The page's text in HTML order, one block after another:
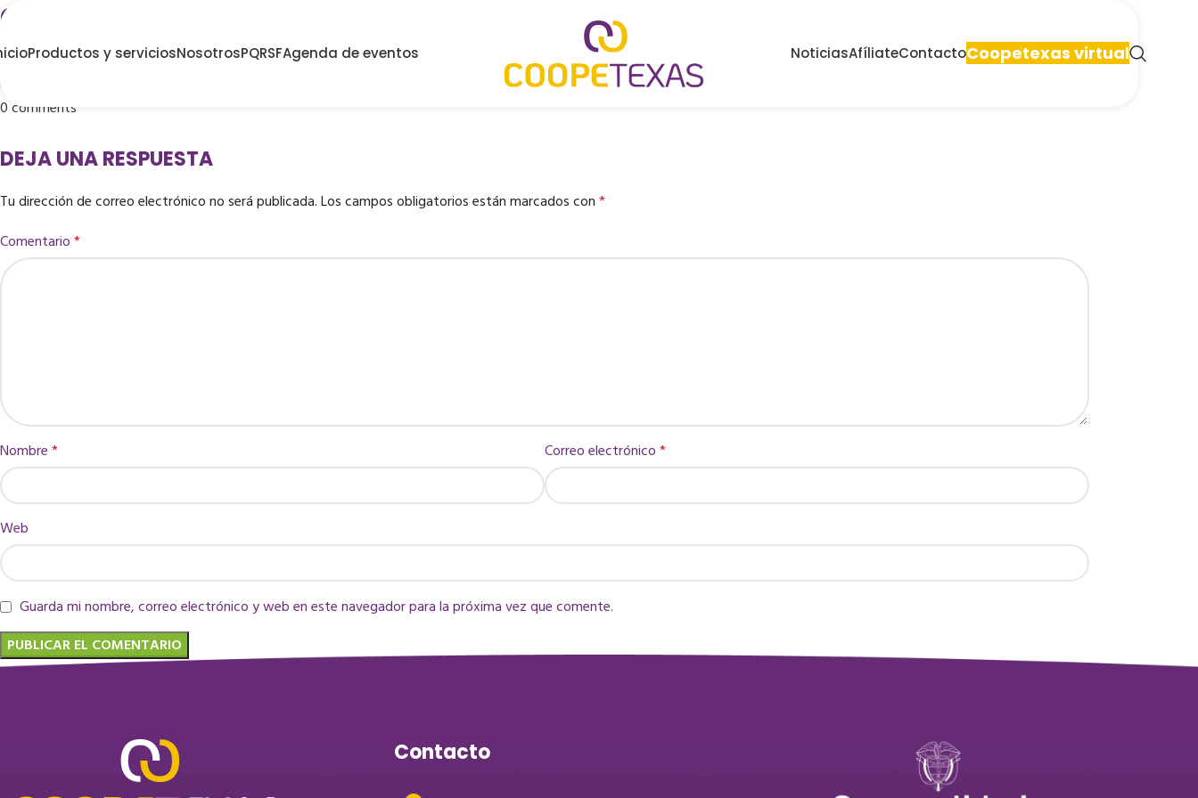
Productos y serviciosNosotrosPQRSFAgenda de eventos NoticiasAfíliateContactoCoopetexas virtual
OPTICA COLOMBIANA
Publicado porCoopetexas
On junio 4, 2025
0comments
DEJA UNA RESPUESTA
Tu dirección de correo electrónico no será publicada.Los campos obligatorios están marcados con*
Comentario*
Nombre* Correo electrónico*
Web
Guarda mi nombre, correo electrónico y web en este navegador para la próxima vez que comente.
Contacto